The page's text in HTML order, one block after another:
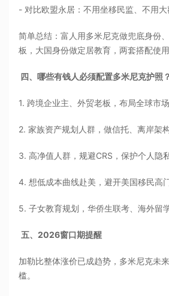
- 对比欧盟永居：不用坐移民监、不用大
简单总结：富人用多米尼克做兜底身份
板，大国身份做定居教育，两套搭配使用
四、哪些有钱人必须配置多米尼克护照？
1. 跨境企业主、外贸老板，布局全球市
2. 家族资产规划人群，做信托、离岸架
3. 高净值人群，规避CRS，保护个人隐
4. 想低成本曲线赴美，避开美国移民高
5. 子女教育规划，华侨生联考、海外留
五、2026窗口期提醒
加勒比整体涨价已成趋势，多米尼克未
槛。